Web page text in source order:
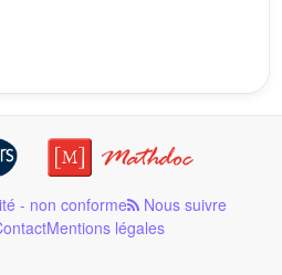
- non conforme Nous suivre
Mentions légales